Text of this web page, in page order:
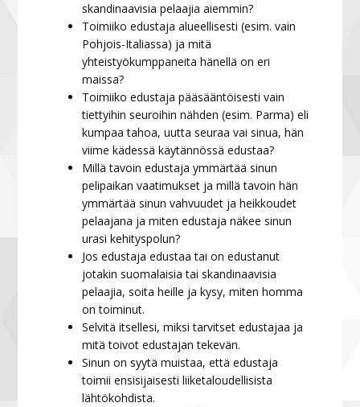
skandinaavisia pelaajia aiemmin?
Toimiiko edustaja alueellisesti (esim. vain
Pohjois-Italiassa) ja mitä
yhteistyökumppaneita hänellä on eri
maissa?
Toimiiko edustaja pääsääntöisesti vain
tiettyihin seuroihin nähden (esim. Parma) eli
kumpaa tahoa, uutta seuraa vai sinua, hän
viime kädessä käytännössä edustaa?
Millä tavoin edustaja ymmärtää sinun
pelipaikan vaatimukset ja millä tavoin hän
ymmärtää sinun vahvuudet ja heikkoudet
pelaajana ja miten edustaja näkee sinun
urasi kehityspolun?
Jos edustaja edustaa tai on edustanut
jotakin suomalaisia tai skandinaavisia
pelaajia, soita heille ja kysy, miten homma
on toiminut.
Selvitä itsellesi, miksi tarvitset edustajaa ja
mitä toivot edustajan tekevän.
Sinun on syytä muistaa, että edustaja
toimii ensisijaisesti liiketaloudellisista
lähtökohdista.